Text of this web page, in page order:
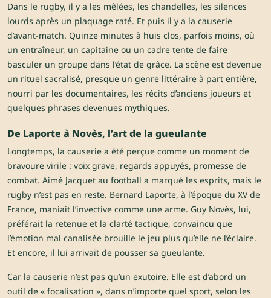
Dans le rugby, il y a les mêlées, les chandelles, les silences
lourds après un plaquage raté. Et puis il y a la causerie
d’avant-match. Quinze minutes à huis clos, parfois moins, où
un entraîneur, un capitaine ou un cadre tente de faire
basculer un groupe dans l’état de grâce. La scène est devenue
un rituel sacralisé, presque un genre littéraire à part entière,
nourri par les documentaires, les récits d’anciens joueurs et
quelques phrases devenues mythiques.
De Laporte à Novès, l’art de la gueulante
Longtemps, la causerie a été perçue comme un moment de
bravoure virile : voix grave, regards appuyés, promesse de
combat. Aimé Jacquet au football a marqué les esprits, mais le
rugby n’est pas en reste. Bernard Laporte, à l’époque du XV de
France, maniait l’invective comme une arme. Guy Novès, lui,
préférait la retenue et la clarté tactique, convaincu que
l’émotion mal canalisée brouille le jeu plus qu’elle ne l’éclaire.
Et encore, il lui arrivait de pousser sa gueulante.
Car la causerie n’est pas qu’un exutoire. Elle est d’abord un
outil de « focalisation », dans n’importe quel sport, selon les